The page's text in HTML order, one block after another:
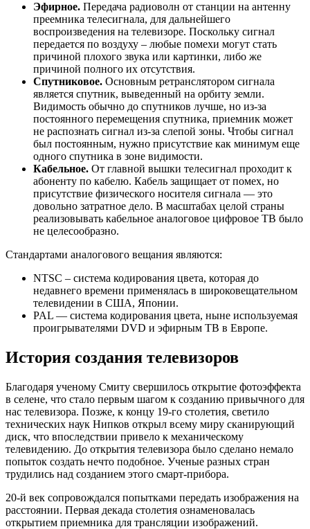
Эфирное. Передача радиоволн от станции на антенну
преемника телесигнала, для дальнейшего
воспроизведения на телевизоре. Поскольку сигнал
передается по воздуху – любые помехи могут стать
причиной плохого звука или картинки, либо же
причиной полного их отсутствия.
Спутниковое. Основным ретранслятором сигнала
является спутник, выведенный на орбиту земли.
Видимость обычно до спутников лучше, но из-за
постоянного перемещения спутника, приемник может
не распознать сигнал из-за слепой зоны. Чтобы сигнал
был постоянным, нужно присутствие как минимум еще
одного спутника в зоне видимости.
Кабельное. От главной вышки телесигнал проходит к
абоненту по кабелю. Кабель защищает от помех, но
присутствие физического носителя сигнала — это
довольно затратное дело. В масштабах целой страны
реализовывать кабельное аналоговое цифровое ТВ было
не целесообразно.
Стандартами аналогового вещания являются:
NTSC – система кодирования цвета, которая до
недавнего времени применялась в широковещательном
телевидении в США, Японии.
PAL — система кодирования цвета, ныне используемая
проигрывателями DVD и эфирным ТВ в Европе.
История создания телевизоров
Благодаря ученому Смиту свершилось открытие фотоэффекта
в селене, что стало первым шагом к созданию привычного для
нас телевизора. Позже, к концу 19-го столетия, светило
технических наук Нипков открыл всему миру сканирующий
диск, что впоследствии привело к механическому
телевидению. До открытия телевизора было сделано немало
попыток создать нечто подобное. Ученые разных стран
трудились над созданием этого смарт-прибора.
20-й век сопровождался попытками передать изображения на
расстоянии. Первая декада столетия ознаменовалась
открытием приемника для трансляции изображений.